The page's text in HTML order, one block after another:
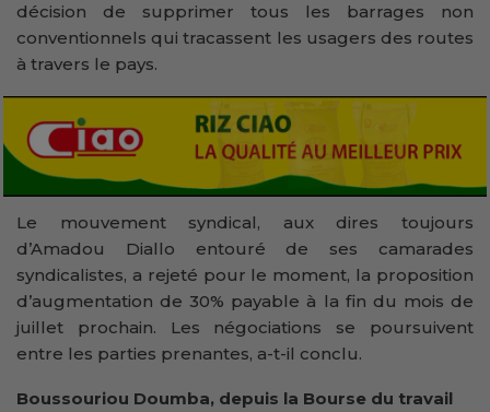
décision de supprimer tous les barrages non
conventionnels qui tracassent les usagers des routes
à travers le pays.
Le mouvement syndical, aux dires toujours
d’Amadou Diallo entouré de ses camarades
syndicalistes, a rejeté pour le moment, la proposition
d’augmentation de 30% payable à la fin du mois de
juillet prochain. Les négociations se poursuivent
entre les parties prenantes, a-t-il conclu.
Boussouriou Doumba, depuis la Bourse du travail